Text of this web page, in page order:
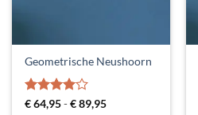
Geometrische Neushoorn
Gewaardeerd
€64,95-€89,95Prijsklasse: